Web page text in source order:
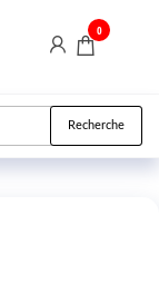
0
Recherche